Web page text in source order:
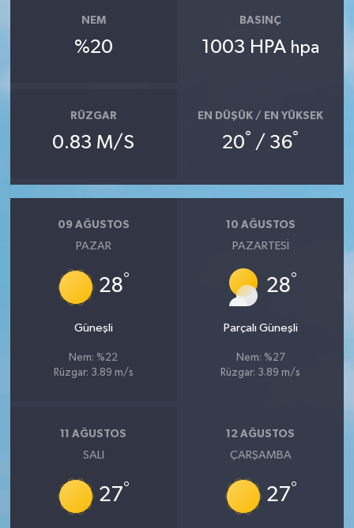
NEM
%20
BASINÇ
1003 HPA hpa
RÜZGAR
0.83 M/S
EN DÜŞÜK / EN YÜKSEK
20° / 36°
09 AĞUSTOS
PAZAR
28°
Güneşli
Nem: %22
Rüzgar: 3.89 m/s
10 AĞUSTOS
PAZARTESI
28°
Parçalı Güneşli
Nem: %27
Rüzgar: 3.89 m/s
11 AĞUSTOS
SALI
27°
12 AĞUSTOS
ÇARŞAMBA
27°